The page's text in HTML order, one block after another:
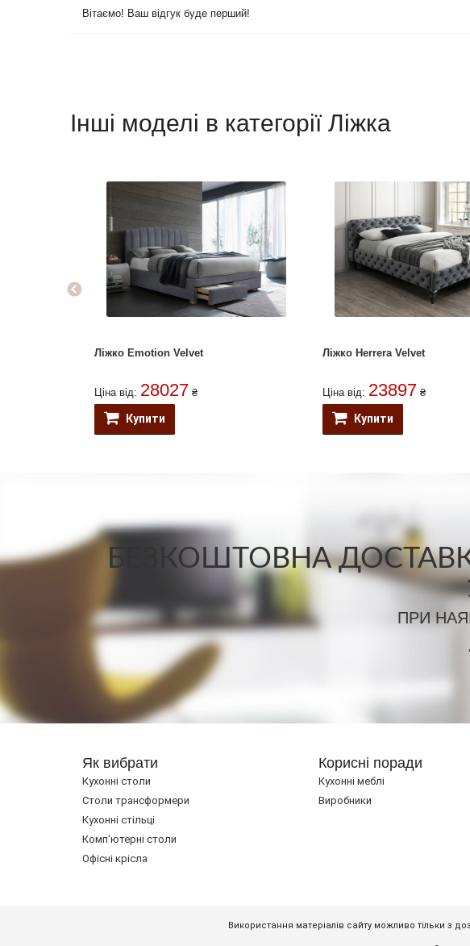
Вітаємо! Ваш відгук буде перший!
Інші моделі в категорії Ліжка
Ліжко Emotion Velvet
Ціна від: 28027 ₴
Купити
Ліжко Herrera Velvet
Ціна від: 23897 ₴
Купити
БЕЗКОШТОВНА
ПРИ
Як вибрати
Кухонні столи
Cтоли трансформери
Кухонні стільці
Комп'ютерні столи
Офісні крісла
Корисні поради
Кухонні меблі
Виробники
Використання матеріалів сайту можливо тільки з